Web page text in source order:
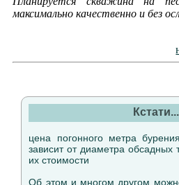
максимально качественно и без
Кстати...
цена погонного метра
зависит от диаметра обсадных
их стоимости
Об этом и многом другом